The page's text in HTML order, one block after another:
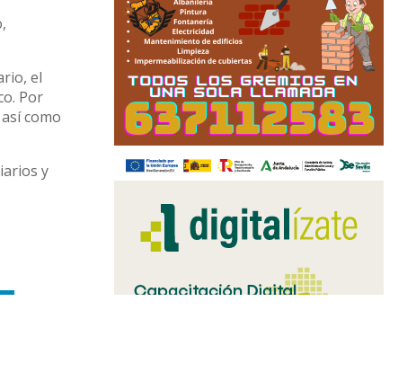
el
Por
como
y